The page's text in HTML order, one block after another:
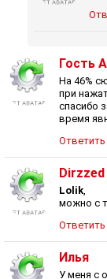
Гость
На 46%
при
спасибо
время
Ответить
Dirzzed
Lolik,
можно с
Ответить
Илья
У меня с